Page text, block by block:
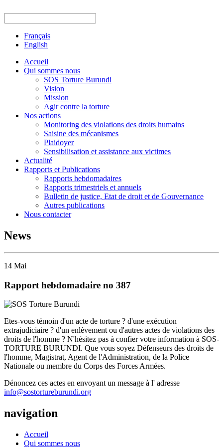
Français
English
Accueil
Qui sommes nous
SOS Torture Burundi
Vision
Mission
Agir contre la torture
Nos actions
Monitoring des violations des droits humains
Saisine des mécanismes
Plaidoyer
Sensibilisation et assistance aux victimes
Actualité
Rapports et Publications
Rapports hebdomadaires
Rapports trimestriels et annuels
Bulletin de justice, Etat de droit et de Gouvernance
Autres publications
Nous contacter
News
14 Mai
Rapport hebdomadaire no 387
Etes-vous témoin d'un acte de torture ? d'une exécution
extrajudiciaire ? d'un enlèvement ou d'autres actes de violations des
droits de l'homme ? N'hésitez pas à confier votre information à SOS-
TORTURE BURUNDI. Que vous soyez Défenseurs des droits de
l'homme, Magistrat, Agent de l'Administration, de la Police
Nationale ou membre du Corps des Forces Armées.
Dénoncez ces actes en envoyant un message à l' adresse
info@sostortureburundi.org
navigation
Accueil
Qui sommes nous